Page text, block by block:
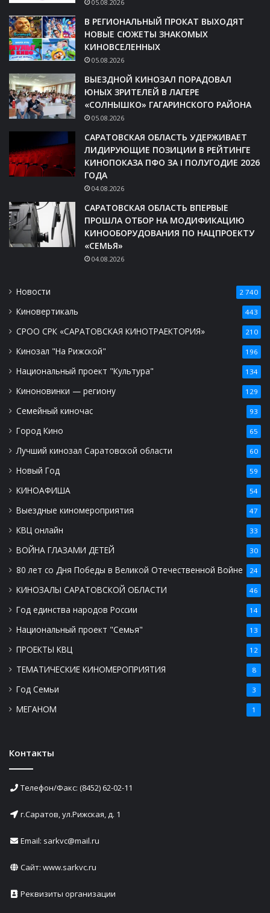
05.08.2026
В РЕГИОНАЛЬНЫЙ ПРОКАТ ВЫХОДЯТ
НОВЫЕ СЮЖЕТЫ ЗНАКОМЫХ
КИНОВСЕЛЕННЫХ
05.08.2026
ВЫЕЗДНОЙ КИНОЗАЛ ПОРАДОВАЛ
ЮНЫХ ЗРИТЕЛЕЙ В ЛАГЕРЕ
«СОЛНЫШКО» ГАГАРИНСКОГО РАЙОНА
05.08.2026
САРАТОВСКАЯ ОБЛАСТЬ УДЕРЖИВАЕТ
ЛИДИРУЮЩИЕ ПОЗИЦИИ В РЕЙТИНГЕ
КИНОПОКАЗА ПФО ЗА I ПОЛУГОДИЕ 2026
ГОДА
04.08.2026
САРАТОВСКАЯ ОБЛАСТЬ ВПЕРВЫЕ
ПРОШЛА ОТБОР НА МОДИФИКАЦИЮ
КИНООБОРУДОВАНИЯ ПО НАЦПРОЕКТУ
«СЕМЬЯ»
04.08.2026
Новости 2 740
Киновертикаль 443
СРОО СРК «САРАТОВСКАЯ КИНОТРАЕКТОРИЯ» 210
Кинозал "На Рижской" 196
Национальный проект "Культура" 134
Киноновинки — региону 129
Семейный киночас 93
Город Кино 65
Лучший кинозал Саратовской области 60
Новый Год 59
КИНОАФИША 54
Выездные киномероприятия 47
КВЦ онлайн 33
ВОЙНА ГЛАЗАМИ ДЕТЕЙ 30
80 лет со Дня Победы в Великой Отечественной Войне 24
КИНОЗАЛЫ САРАТОВСКОЙ ОБЛАСТИ 46
Год единства народов России 14
Национальный проект "Семья" 13
ПРОЕКТЫ КВЦ 12
ТЕМАТИЧЕСКИЕ КИНОМЕРОПРИЯТИЯ 8
Год Семьи 3
МЕГАНОМ 1
Контакты
Телефон/Факс: (8452) 62-02-11
г.Саратов, ул.Рижская, д. 1
Email: sarkvc@mail.ru
Сайт: www.sarkvc.ru
Реквизиты организации